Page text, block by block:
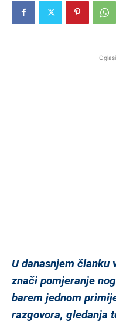
Udanasnjem članku
znači pomjeranje
barem jednom
razgovora, gledanja